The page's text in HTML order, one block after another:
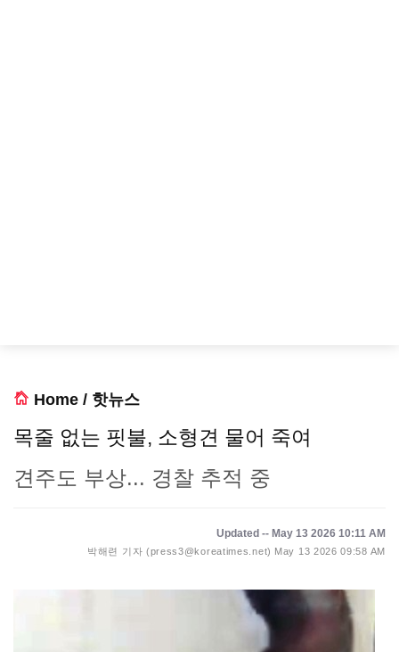
Home / 핫뉴스
목줄 없는 핏불, 소형견 물어 죽여
견주도 부상... 경찰 추적 중
Updated -- May 13 2026 10:11 AM
박해련 기자 (press3@koreatimes.net) May 13 2026 09:58 AM